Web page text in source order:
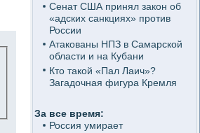
Сенат США принял закон об
«адских санкциях» против
России
Атакованы НПЗ в Самарской
области и на Кубани
Кто такой «Пал Лаич»?
Загадочная фигура Кремля
За все время:
Россия умирает